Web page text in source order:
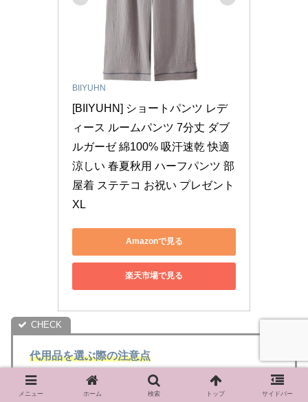
BIIYUHN
[BIIYUHN] ショートパンツ レデ
ィース ルームパンツ 7分丈 ダブ
ルガーゼ 綿100% 吸汗速乾 快適
涼しい 春夏秋用 ハーフパンツ 部
屋着 ステテコ お祝い プレゼント
XL
Amazonで見る
楽天市場で見る
代用品を選ぶ際の注意点
代用品を選ぶ際は、 ウエスト部分が厚手でない
メニュー ホーム 検索 トップ サイドバー